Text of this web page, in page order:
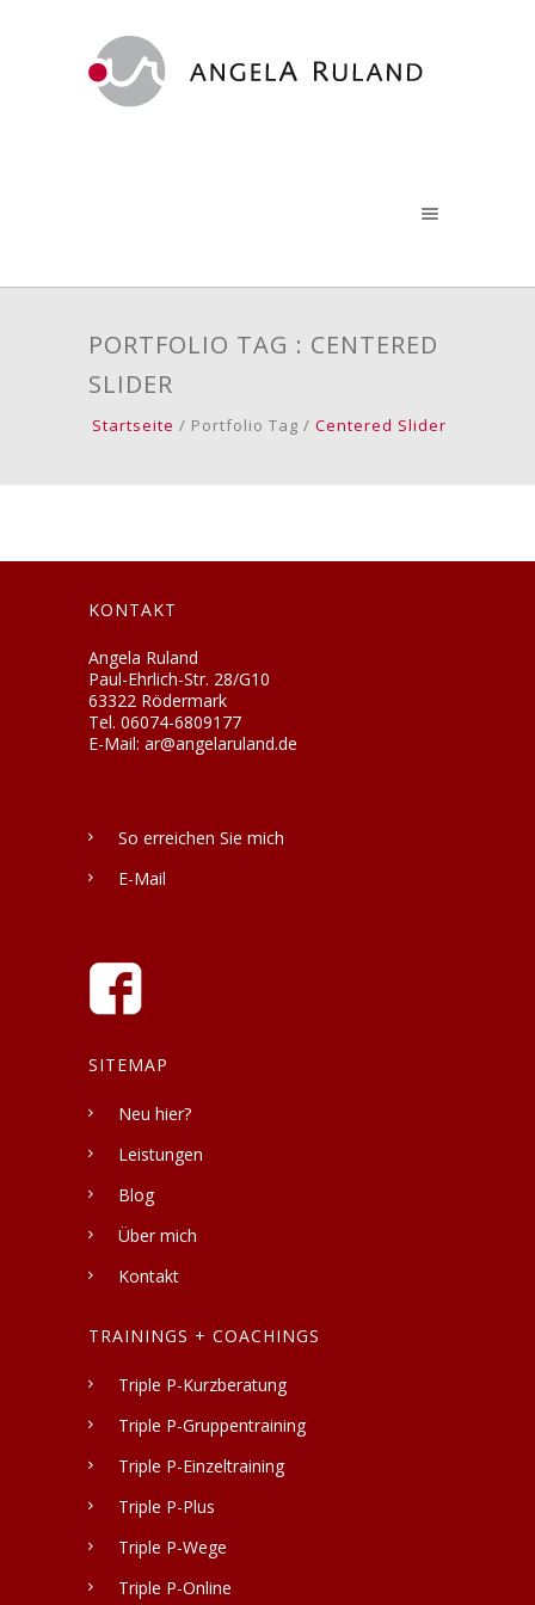
PORTFOLIO TAG : CENTERED
SLIDER
Startseite / Portfolio Tag / Centered Slider
KONTAKT
Angela Ruland
Paul-Ehrlich-Str. 28/G10
63322 Rödermark
Tel. 06074-6809177
E-Mail: ar@angelaruland.de
So erreichen Sie mich
E-Mail
SITEMAP
Neu hier?
Leistungen
Blog
Über mich
Kontakt
TRAININGS + COACHINGS
Triple P-Kurzberatung
Triple P-Gruppentraining
Triple P-Einzeltraining
Triple P-Plus
Triple P-Wege
Triple P-Online